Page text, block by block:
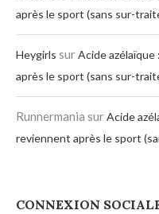
après le sport (sans sur-
Heygirls surAcide
après le sport (sans sur-
Runnermania surAcide
reviennent après le sport
CONNEXION